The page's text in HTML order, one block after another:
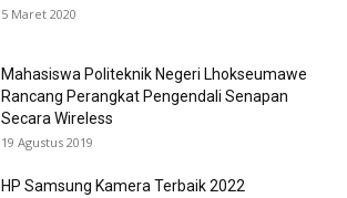
5 Maret 2020
Mahasiswa Politeknik Negeri Lhokseumawe
Rancang Perangkat Pengendali Senapan
Secara Wireless
19 Agustus 2019
HP Samsung Kamera Terbaik 2022